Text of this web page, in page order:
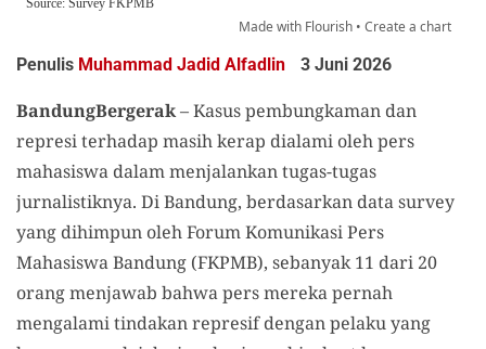
Penulis Muhammad Jadid Alfadlin 3 Juni 2026
BandungBergerak– Kasus pembungkaman dan
represi terhadap masih kerap dialami oleh pers
mahasiswa dalam menjalankan tugas-tugas
jurnalistiknya. Di Bandung, berdasarkan data survey
yang dihimpun oleh Forum Komunikasi Pers
Mahasiswa Bandung (FKPMB), sebanyak 11 dari 20
orang menjawab bahwa pers mereka pernah
mengalami tindakan represif dengan pelaku yang